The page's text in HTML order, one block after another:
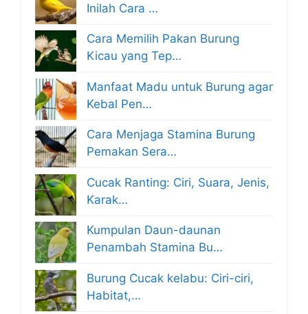
Inilah Cara …
Cara Memilih Pakan Burung
Kicau yang Tep…
Manfaat Madu untuk Burung agar
Kebal Pen…
Cara Menjaga Stamina Burung
Pemakan Sera…
Cucak Ranting: Ciri, Suara, Jenis,
Karak…
Kumpulan Daun-daunan
Penambah Stamina Bu…
Burung Cucak kelabu: Ciri-ciri,
Habitat,…